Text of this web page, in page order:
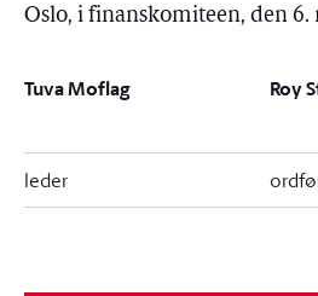
Oslo, i finanskomiteen, den 6.
Tuva Moflag Roy
leder